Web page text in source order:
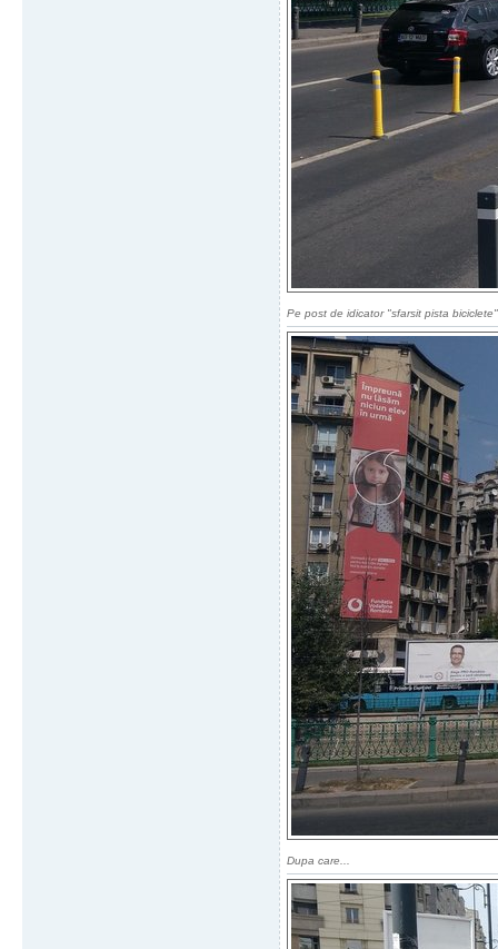
Pe post de idicator "sfarsit pista
Dupa care...